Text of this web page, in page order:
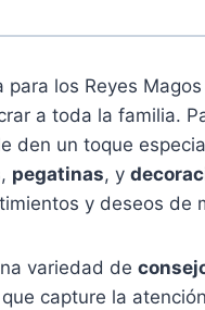
para los Reyes
a toda la familia.
den un toque
, pegatinas, y
y deseos de
variedad de
capture la